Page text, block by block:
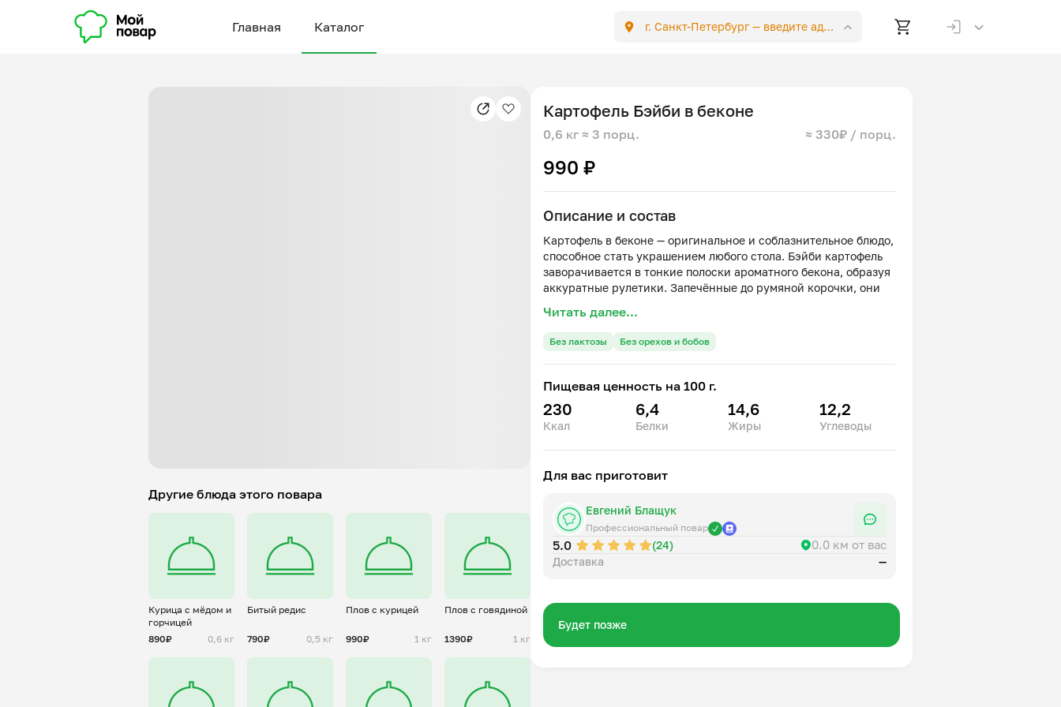
Главная Каталог г. Санкт-Петербург —введите адрес
Другие блюда этого повара
Курица с мёдом и
горчицей
890₽
0,6 кг
Битый редис
790₽ 0,5 кг
Плов с курицей
990₽ 1 кг
Плов с говядиной
1390₽ 1 кг
Картофель Бэйби в беконе
0,6 кг ≈ 3 порц. ≈ 330₽ / порц.
990 ₽
Описание и состав
Картофель в беконе — оригинальное и соблазнительное блюдо,
способное стать украшением любого стола. Бэйби картофель
заворачивается в тонкие полоски ароматного бекона, образуя
аккуратные рулетики. Запечённые до румяной корочки, они
аппетитным видом. Внутри мягкий картофель сохраняет свою
сочность, гармонируя с нежным вкусом свинины. Просто и
вкусно — именно то, что нужно для сытного перекуса или
полноценного приема пищи.
Читать далее...
Без лактозы Без орехов и бобов
Пищевая ценность на 100 г.
230
Ккал
6,4
Белки
14,6
Жиры
12,2
Углеводы
Для вас приготовит
Евгений Блащук
Профессиональный повар
5.0 (24) 0.0 км от вас
Доставка —
Будет позже